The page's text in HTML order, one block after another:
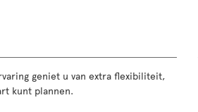
geniet u van extra flexibiliteit,
kunt plannen.